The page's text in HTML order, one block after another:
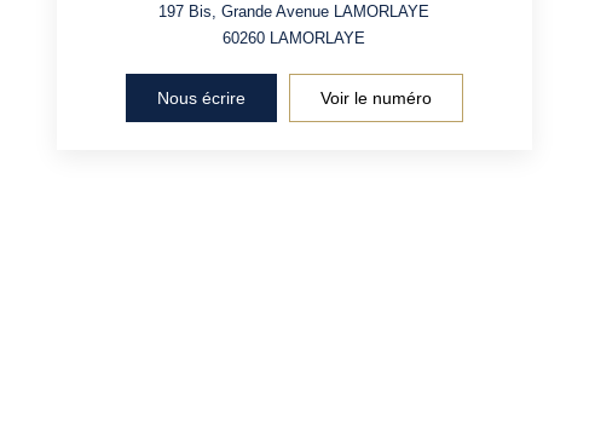
197 Bis, Grande Avenue LAMORLAYE
60260 LAMORLAYE
Nous écrire Voir le numéro